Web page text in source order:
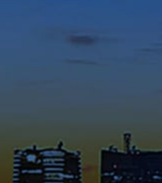
さらには教員のメッセージ等を
ご覧ください。